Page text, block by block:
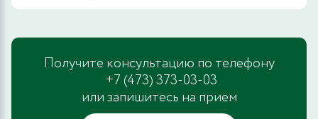
Получите консультацию по телефону
+7 (473) 373-03-03
или запишитесь на прием